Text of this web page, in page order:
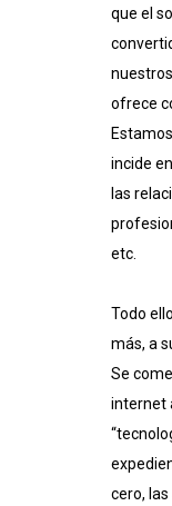
que el
ofrece
incide
las
etc.
Todo
más, a
Se
internet
cero,